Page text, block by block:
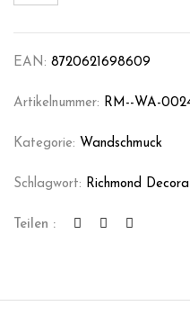
EAN: 8720621698609
Artikelnummer: RM--WA-
Kategorie: Wandschmuck
Schlagwort: Richmond
Teilen :